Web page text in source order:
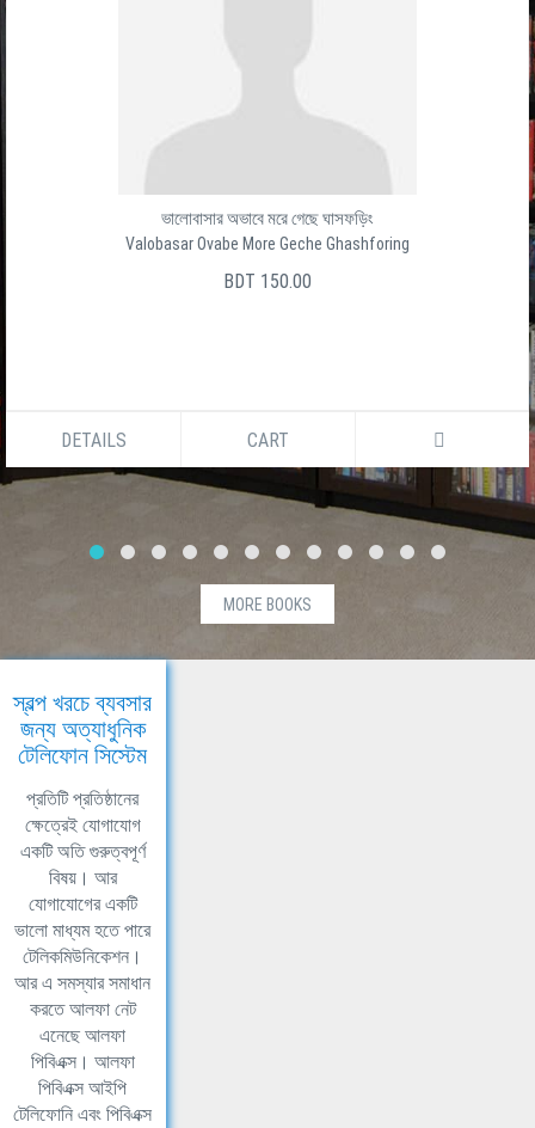
ভালোবাসার অভাবে মরে গেছে ঘাসফড়িং
Valobasar Ovabe More Geche Ghashforing
BDT 150.00
DETAILS CART
MORE BOOKS
স্বল্প খরচে ব্যবসার
জন্য অত্যাধুনিক
টেলিফোন সিস্টেম
প্রতিটি প্রতিষ্ঠানের
ক্ষেত্রেই যোগাযোগ
একটি অতি গুরুত্বপূর্ণ
বিষয়। আর
যোগাযোগের একটি
ভালো মাধ্যম হতে পারে
টেলিকমিউনিকেশন।
আর এ সমস্যার সমাধান
করতে আলফা নেট
এনেছে আলফা
পিবিএক্স। আলফা
পিবিএক্স আইপি
টেলিফোনি এবং পিবিএক্স